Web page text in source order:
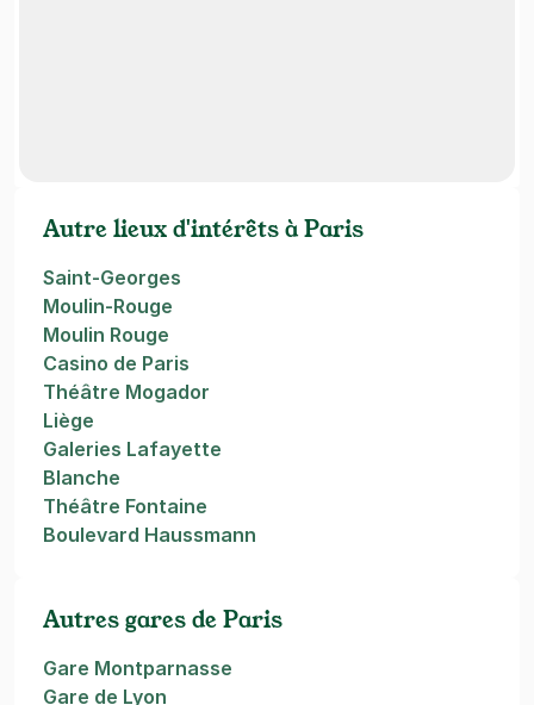
Autre lieux d'intérêts à Paris
Saint-Georges
Moulin-Rouge
Moulin Rouge
Casino de Paris
Théâtre Mogador
Liège
Galeries Lafayette
Blanche
Théâtre Fontaine
Boulevard Haussmann
Autres gares de Paris
Gare Montparnasse
Gare de Lyon